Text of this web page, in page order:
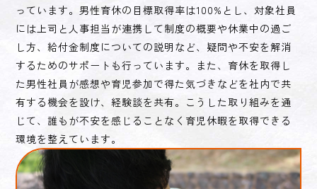
っています。男性育休の目標取得率は100%とし、対象社員
には上司と人事担当が連携して制度の概要や休業中の過ご
し方、給付金制度についての説明など、疑問や不安を解消
するためのサポートも行っています。また、育休を取得し
た男性社員が感想や育児参加で得た気づきなどを社内で共
有する機会を設け、経験談を共有。こうした取り組みを通
じて、誰もが不安を感じることなく育児休暇を取得できる
環境を整えています。